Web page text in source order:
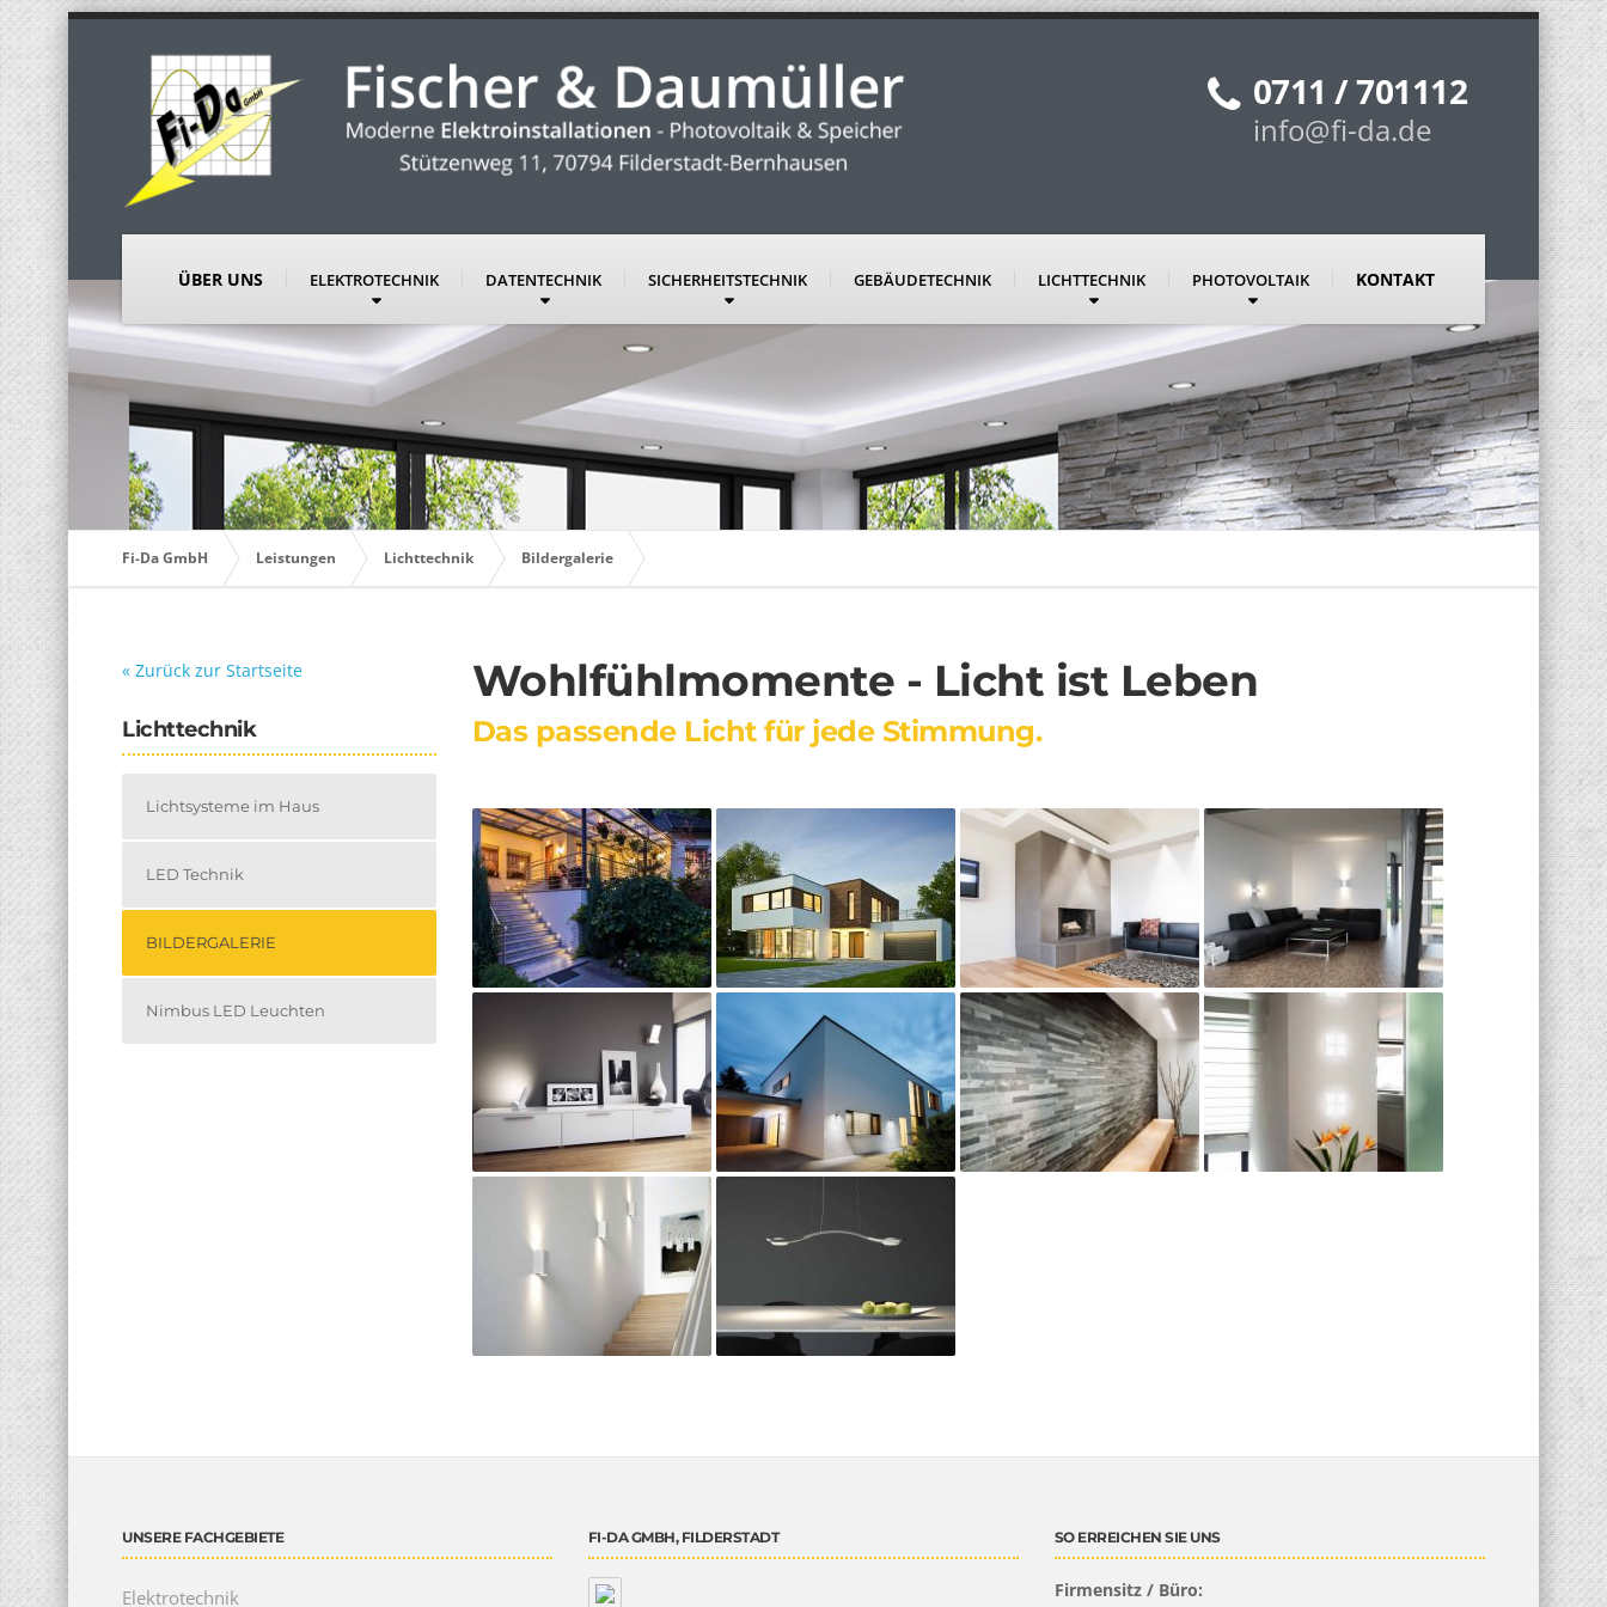
0711 / 701112
info@fi-da.de
ÜBER UNS ELEKTROTECHNIK DATENTECHNIK SICHERHEITSTECHNIK GEBÄUDETECHNIK LICHTTECHNIK PHOTOVOLTAIK KONTAKT
Fi-Da GmbH Leistungen Lichttechnik Bildergalerie
Wohlfühlmomente - Licht ist Leben
Das passende Licht für jede Stimmung.
« Zurück zur Startseite
Lichttechnik
Lichtsysteme im Haus
LED Technik
BILDERGALERIE
Nimbus LED Leuchten
UNSERE FACHGEBIETE
Elektrotechnik
FI-DA GMBH, FILDERSTADT SO ERREICHEN SIE UNS
Firmensitz / Büro: